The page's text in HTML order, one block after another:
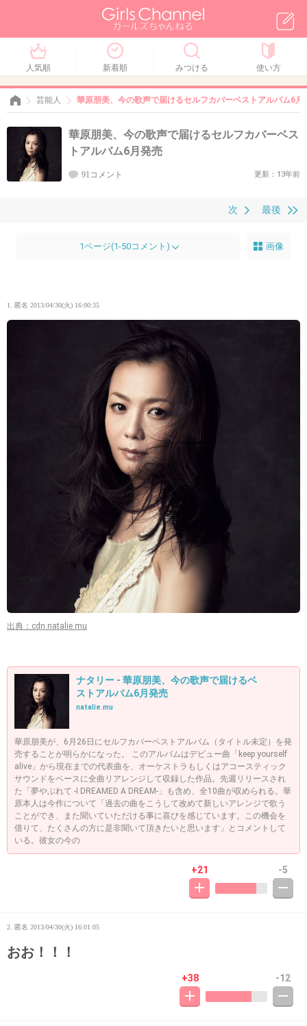
人気順 新着順 みつける 使い方
芸能人 華原朋美、今の歌声で届けるセルフカバーベストアルバム6月
華原朋美、今の歌声で届けるセルフカバーベス
トアルバム6月発売
91コメント 更新：13年前
最後
次
1ページ(1-50コメント) 画像
1. 匿名 2013/04/30(火) 16:00:35
出典：cdn.natalie.mu
ナタリー - 華原朋美、今の歌声で届けるベ
ストアルバム6月発売
natalie.mu
華原朋美が、6月26日にセルフカバーベストアルバム（タイトル未定）を発
売することが明らかになった。 このアルバムはデビュー曲「keep yourself
alive」から現在までの代表曲を、オーケストラもしくはアコースティック
サウンドをベースに全曲リアレンジして収録した作品。先週リリースされ
た「夢やぶれて -I DREAMED A DREAM-」も含め、全10曲が収められる。華
原本人は今作について「過去の曲をこうして改めて新しいアレンジで歌う
ことができ、また聞いていただける事に喜びを感じています。この機会を
借りて、たくさんの方に是非聞いて頂きたいと思います」とコメントして
いる。彼女の今の
+21 -5
2. 匿名 2013/04/30(火) 16:01:05
おお！！！
+38 -12